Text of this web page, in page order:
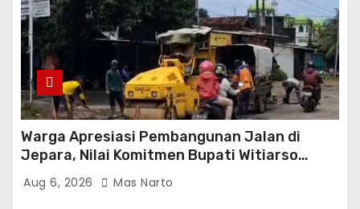
Warga Apresiasi Pembangunan Jalan di
Jepara, Nilai Komitmen Bupati Witiarso
Tingkatkan Infrastruktur dan Perekonomian
Aug 6, 2026 Mas Narto